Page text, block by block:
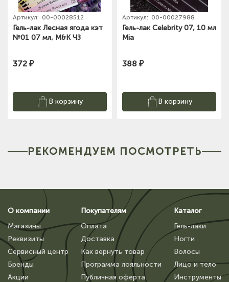
Артикул: 00-00028512
Гель-лак Лесная ягода кэт
№01 07 мл, M&K ЧЗ
372 ₽
В корзину
Артикул: 00-00027988
Гель-лак Celebrity 07, 10 мл
Mia
388 ₽
В корзину
РЕКОМЕНДУЕМ ПОСМОТРЕТЬ
О компании
Магазины
Реквизиты
Сервисный центр
Бренды
Акции
Покупателям
Оплата
Доставка
Как вернуть товар
Программа лояльности
Публичная оферта
Каталог
Гель-лаки
Ногти
Волосы
Лицо и тело
Инструменты